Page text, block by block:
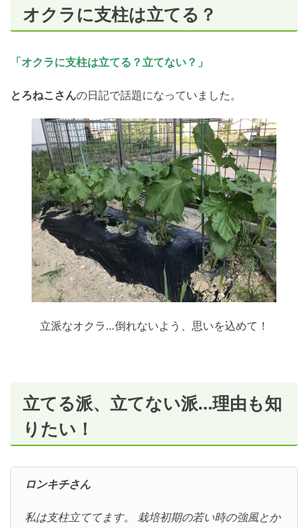
オクラに支柱は立てる？
「オクラに支柱は立てる？立てない？」
とろねこさんの日記で話題になっていました。
立派なオクラ…倒れないよう、思いを込めて！
立てる派、立てない派…理由も知
りたい！
ロンキチさん
私は支柱立ててます。 栽培初期の若い時の強風とか